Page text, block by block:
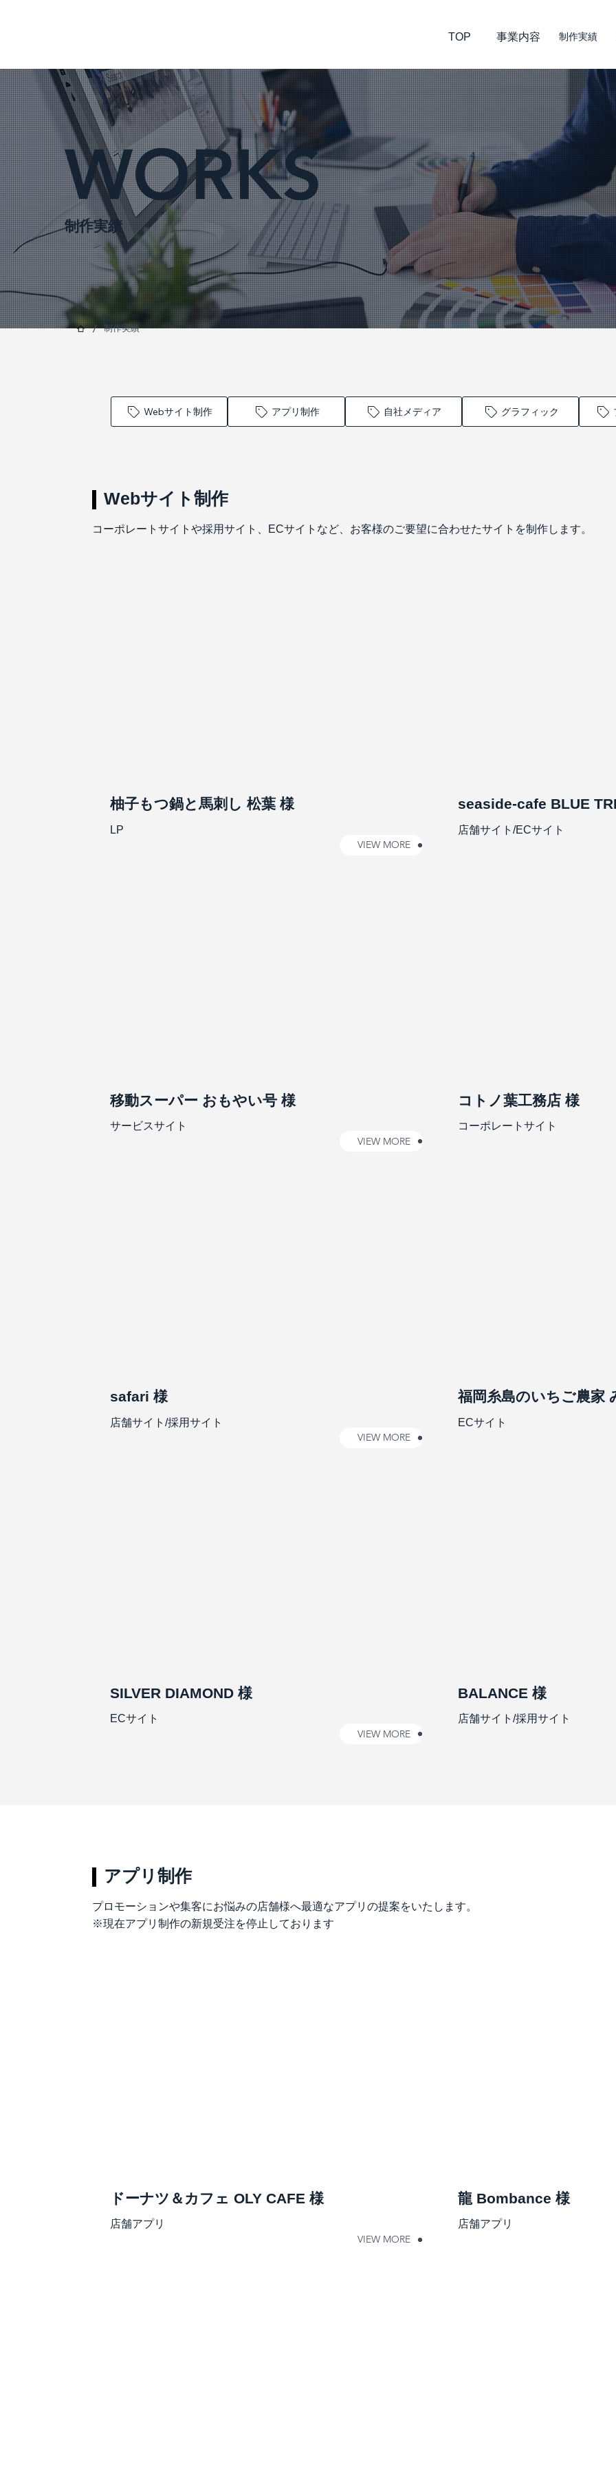
TOP ​事業内容 制作実績
Webサイト制作
コーポレートサイトや採用サイト、ECサイトなど、お客様のご要望に合わせたサイトを制作します。
柚子もつ鍋と馬刺し 松葉 様
LP
VIEW MORE
seaside-cafe BLUE
店舗サイト/ECサイト
移動スーパー おもやい号 様
サービスサイト
VIEW MORE
コトノ葉工務店 様
コーポレートサイト
safari 様
店舗サイト/採用サイト
VIEW MORE
福岡糸島のいちご農家
ECサイト
SILVER DIAMOND 様
ECサイト
VIEW MORE
BALANCE 様
店舗サイト/採用サイト
WORKS
制作実績
/ 制作実績
Webサイト制作 アプリ制作 自社メディア グラフィック
アプリ制作
プロモーションや集客にお悩みの店舗様へ最適なアプリの提案をいたします。
​※現在アプリ制作の新規受注を停止しております
ドーナツ＆カフェ OLY CAFE 様
店舗アプリ
VIEW MORE
龍 Bombance 様
店舗アプリ